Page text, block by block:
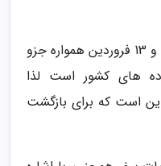
وی در ادامه اضافه کرد: روزهای 12 و 13 فروردین همواره جزو
های کشور است لذا
است که برای بازگشت